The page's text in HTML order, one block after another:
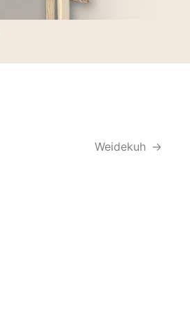
Weidekuh ->